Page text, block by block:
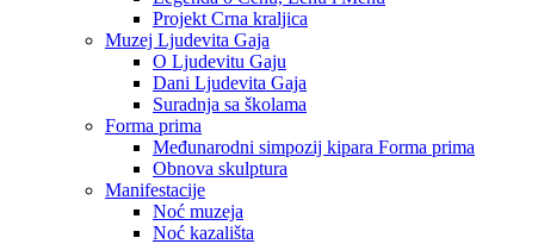
Projekt Crna kraljica
Muzej Ljudevita Gaja
O Ljudevitu Gaju
Dani Ljudevita Gaja
Suradnja sa školama
Forma prima
Međunarodni simpozij kipara Forma prima
Obnova skulptura
Manifestacije
Noć muzeja
Noć kazališta